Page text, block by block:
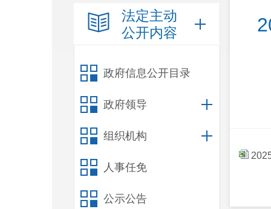
法定主动
公开内容
政府信息公开目录
政府领导
组织机构
人事任免
公示公告